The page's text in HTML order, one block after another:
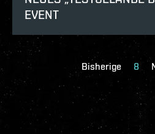
EVENT
Bisherige 8